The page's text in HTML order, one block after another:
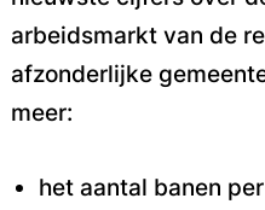
arbeidsmarkt van de
afzonderlijke
meer:
het aantal banen